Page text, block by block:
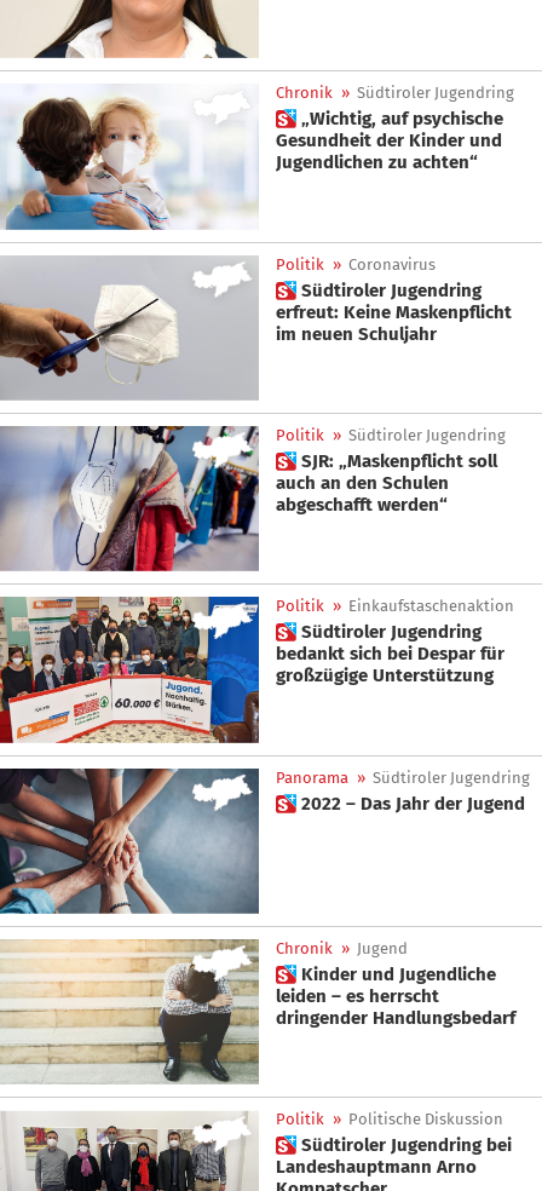
Chronik » Südtiroler Jugendring
 „Wichtig, auf psychische
Gesundheit der Kinder und
Jugendlichen zu achten“
Politik » Coronavirus
 Südtiroler Jugendring
erfreut: Keine Maskenpflicht
im neuen Schuljahr
Politik » Südtiroler Jugendring
 SJR: „Maskenpflicht soll
auch an den Schulen
abgeschafft werden“
Politik » Einkaufstaschenaktion
 Südtiroler Jugendring
bedankt sich bei Despar für
großzügige Unterstützung
Panorama » Südtiroler Jugendring
 2022 – Das Jahr der Jugend
Chronik » Jugend
 Kinder und Jugendliche
leiden – es herrscht
dringender Handlungsbedarf
Politik » Politische Diskussion
 Südtiroler Jugendring bei
Landeshauptmann Arno